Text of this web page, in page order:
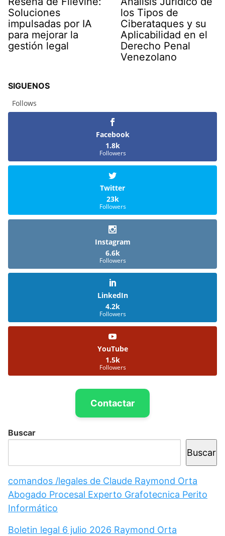
Soluciones
impulsadas por IA
para mejorar la
gestión legal
los Tipos de
Ciberataques y su
Aplicabilidad en el
Derecho Penal
Venezolano
SIGUENOS
Follows
Facebook
1.8k
Followers
Twitter
23k
Followers
Instagram
6.6k
Followers
LinkedIn
4.2k
Followers
YouTube
1.5k
Followers
Contactar
Buscar
Buscar
comandos /legales de Claude Raymond Orta
Abogado Procesal Experto Grafotecnica Perito
Informático
Boletin legal 6 julio 2026 Raymond Orta